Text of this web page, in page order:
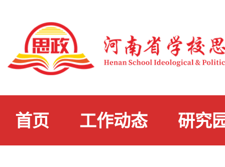
首页 工作动态 研究